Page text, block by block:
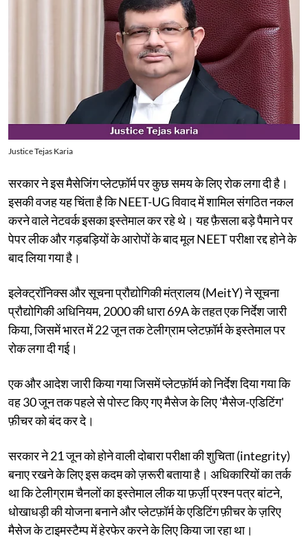
Justice Tejas Karia
सरकार ने इस मैसेजिंग प्लेटफ़ॉर्म पर कुछ समय के लिए रोक लगा दी है।
इसकी वजह यह चिंता है कि NEET-UG विवाद में शामिल संगठित नकल
करने वाले नेटवर्क इसका इस्तेमाल कर रहे थे। यह फ़ैसला बड़े पैमाने पर
पेपर लीक और गड़बड़ियों के आरोपों के बाद मूल NEET परीक्षा रद्द होने के
बाद लिया गया है।
इलेक्ट्रॉनिक्स और सूचना प्रौद्योगिकी मंत्रालय (MeitY) ने सूचना
प्रौद्योगिकी अधिनियम, 2000 की धारा 69A के तहत एक निर्देश जारी
किया, जिसमें भारत में 22 जून तक टेलीग्राम प्लेटफ़ॉर्म के इस्तेमाल पर
रोक लगा दी गई।
एक और आदेश जारी किया गया जिसमें प्लेटफ़ॉर्म को निर्देश दिया गया कि
वह 30 जून तक पहले से पोस्ट किए गए मैसेज के लिए 'मैसेज-एडिटिंग'
फ़ीचर को बंद कर दे।
सरकार ने 21 जून को होने वाली दोबारा परीक्षा की शुचिता (integrity)
बनाए रखने के लिए इस कदम को ज़रूरी बताया है। अधिकारियों का तर्क
था कि टेलीग्राम चैनलों का इस्तेमाल लीक या फ़र्ज़ी प्रश्न पत्र बांटने,
धोखाधड़ी की योजना बनाने और प्लेटफ़ॉर्म के एडिटिंग फ़ीचर के ज़रिए
मैसेज के टाइमस्टैम्प में हेरफेर करने के लिए किया जा रहा था।